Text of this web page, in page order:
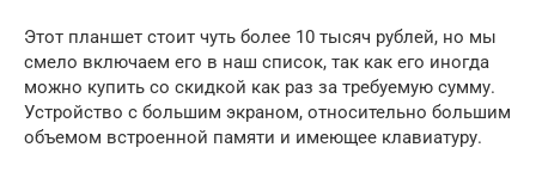
Этот планшет стоит чуть более 10 тысяч рублей, но мы
смело включаем его в наш список, так как его иногда
можно купить со скидкой как раз за требуемую сумму.
Устройство с большим экраном, относительно большим
объемом встроенной памяти и имеющее клавиатуру.